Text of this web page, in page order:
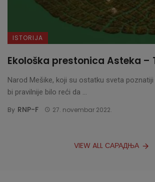
ISTORIJA
Ekološka prestonica Asteka –
Narod Mešike, koji su ostatku sveta
bi pravilnije bilo reći da ...
By RNP-F 27. novembar 2022.
VIEW ALL САРАДЊА